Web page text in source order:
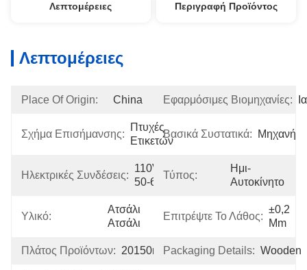
Λεπτομέρειες Περιγραφή Προϊόντος
Λεπτομέρειες
Place Of Origin: China Εφαρμόσιμες Βιομηχανίες:
Σχήμα Επισήμανσης:
Πτυχές
Ετικετών
Βασικά Συστατικά: Μηχανή
Ηλεκτρικές Συνδέσεις:
110V/220V
50-60Hz
Τύπος:
Ημι-
Αυτοκίνητο
Υλικό:
Ατσάλι
Ατσάλι
Επιτρέψτε Το Λάθος:
±0,2
Mm
Πλάτος Προϊόντων: 20150mmPackaging Details: Wooden